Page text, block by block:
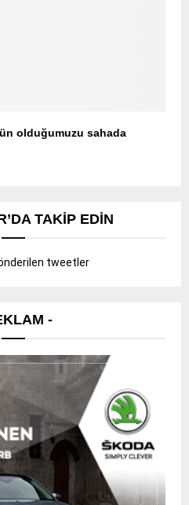
olduğumuzu sahada
TAKIP EDIN
tweetler
-